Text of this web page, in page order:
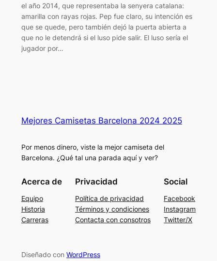
el año 2014, que representaba la senyera catalana:
amarilla con rayas rojas. Pep fue claro, su intención es
que se quede, pero también dejó la puerta abierta a
que no le detendrá si el luso pide salir. El luso sería el
jugador por…
Mejores Camisetas Barcelona 2024 2025
Por menos dinero, viste la mejor camiseta del
Barcelona. ¿Qué tal una parada aquí y ver?
Acerca de
Equipo
Historia
Carreras
Privacidad
Política de privacidad
Términos y condiciones
Contacta con consotros
Social
Facebook
Instagram
Twitter/X
Diseñado con WordPress